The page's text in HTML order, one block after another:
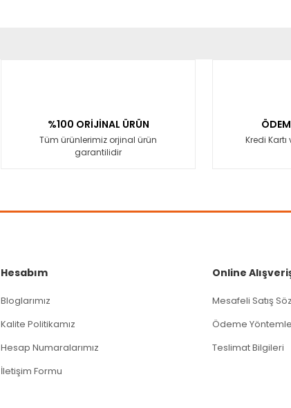
%100 ORİJİNAL ÜRÜN
Tüm ürünlerimiz orjinal ürün
garantilidir
Kredi
Hesabım
Bloglarımız
Kalite Politikamız
Hesap Numaralarımız
İletişim Formu
Online
Mesafeli Satış
Ödeme
Teslimat Bilgileri